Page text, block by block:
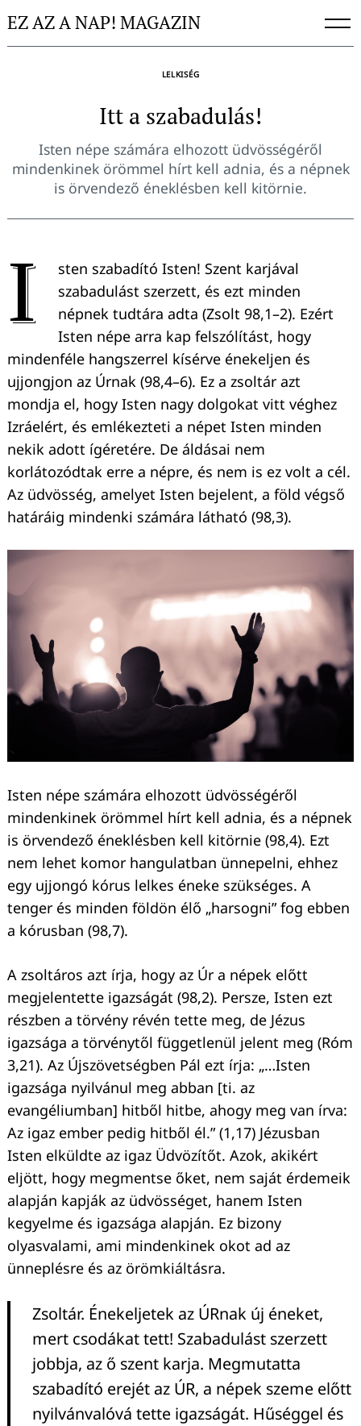
toEZ AZ A NAP! MAGAZIN
LELKISÉG
Itt a szabadulás!
Isten népe számára elhozott üdvösségéről
mindenkinek örömmel hírt kell adnia, és a népnek
is örvendező éneklésben kell kitörnie.
I
sten szabadító Isten! Szent karjával
szabadulást szerzett, és ezt minden
népnek tudtára adta (Zsolt 98,1–2). Ezért
Isten népe arra kap felszólítást, hogy
mindenféle hangszerrel kísérve énekeljen és
ujjongjon az Úrnak (98,4–6). Ez a zsoltár azt
mondja el, hogy Isten nagy dolgokat vitt véghez
Izráelért, és emlékezteti a népet Isten minden
nekik adott ígéretére. De áldásai nem
korlátozódtak erre a népre, és nem is ez volt a cél.
Az üdvösség, amelyet Isten bejelent, a föld végső
határáig mindenki számára látható (98,3).
Isten népe számára elhozott üdvösségéről
mindenkinek örömmel hírt kell adnia, és a népnek
is örvendező éneklésben kell kitörnie (98,4). Ezt
nem lehet komor hangulatban ünnepelni, ehhez
egy ujjongó kórus lelkes éneke szükséges. A
tenger és minden földön élő „harsogni” fog ebben
a kórusban (98,7).
A zsoltáros azt írja, hogy az Úr a népek előtt
megjelentette igazságát (98,2). Persze, Isten ezt
részben a törvény révén tette meg, de Jézus
igazsága a törvénytől függetlenül jelent meg (Róm
3,21). Az Újszövetségben Pál ezt írja: „…Isten
igazsága nyilvánul meg abban [ti. az
evangéliumban] hitből hitbe, ahogy meg van írva:
Az igaz ember pedig hitből él.” (1,17) Jézusban
Isten elküldte az igaz Üdvözítőt. Azok, akikért
eljött, hogy megmentse őket, nem saját érdemeik
alapján kapják az üdvösséget, hanem Isten
kegyelme és igazsága alapján. Ez bizony
olyasvalami, ami mindenkinek okot ad az
ünneplésre és az örömkiáltásra.
Zsoltár. Énekeljetek az ÚRnak új éneket,
mert csodákat tett! Szabadulást szerzett
jobbja, az ő szent karja. Megmutatta
szabadító erejét az ÚR, a népek szeme előtt
nyilvánvalóvá tette igazságát. Hűséggel és